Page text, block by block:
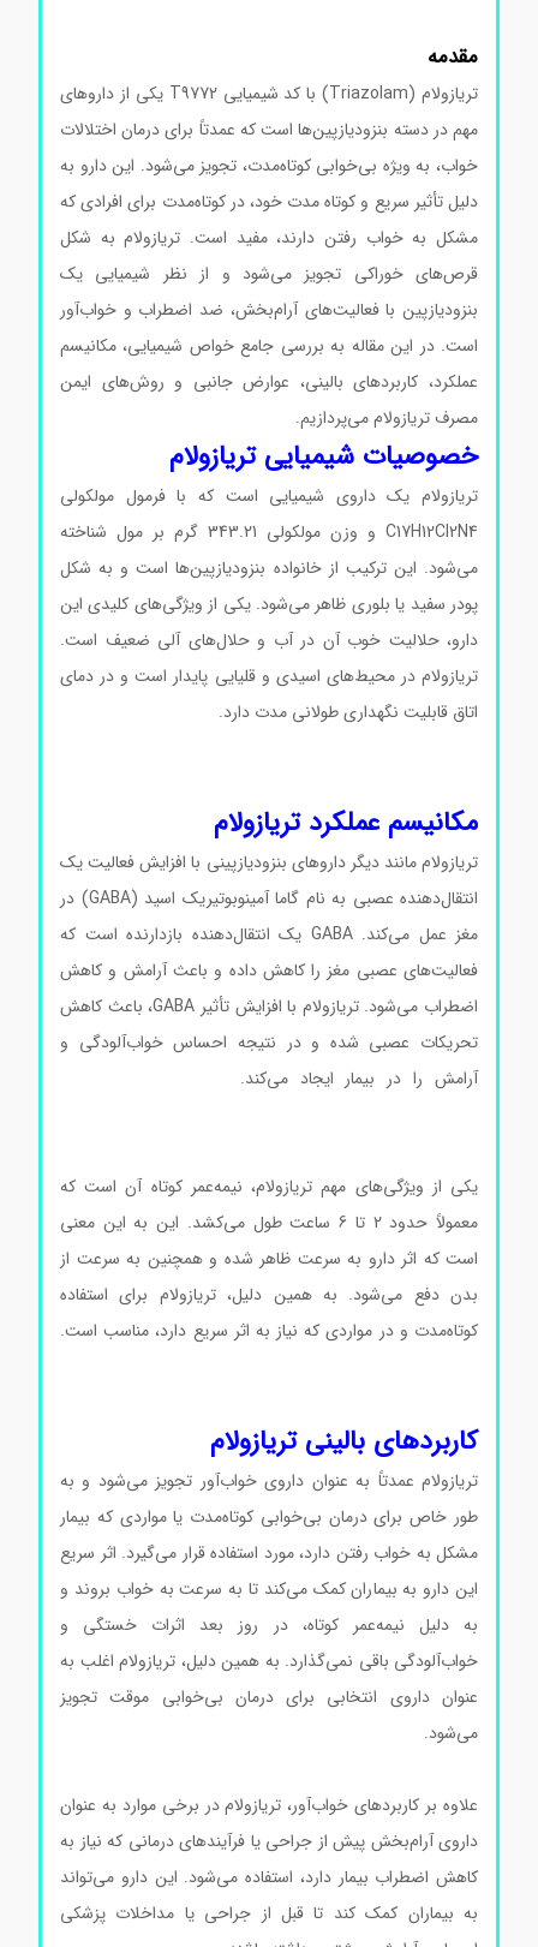
مقدمه
تریازولام (Triazolam) با کد شیمیایی T9772 یکی از داروهای
مهم در دسته بنزودیازپین‌ها است که عمدتاً برای درمان اختلالات
خواب، به ویژه بی‌خوابی کوتاه‌مدت، تجویز می‌شود. این دارو به
دلیل تأثیر سریع و کوتاه مدت خود، در کوتاه‌مدت برای افرادی که
مشکل به خواب رفتن دارند، مفید است. تریازولام به شکل
قرص‌های خوراکی تجویز می‌شود و از نظر شیمیایی یک
بنزودیازپین با فعالیت‌های آرام‌بخش، ضد اضطراب و خواب‌آور
است. در این مقاله به بررسی جامع خواص شیمیایی، مکانیسم
عملکرد، کاربردهای بالینی، عوارض جانبی و روش‌های ایمن
مصرف تریازولام می‌پردازیم.
خصوصیات شیمیایی تریازولام
تریازولام یک داروی شیمیایی است که با فرمول مولکولی
C17H12Cl2N4 و وزن مولکولی 343.21 گرم بر مول شناخته
می‌شود. این ترکیب از خانواده بنزودیازپین‌ها است و به شکل
پودر سفید یا بلوری ظاهر می‌شود. یکی از ویژگی‌های کلیدی این
دارو، حلالیت خوب آن در آب و حلال‌های آلی ضعیف است.
تریازولام در محیط‌های اسیدی و قلیایی پایدار است و در دمای
اتاق قابلیت نگهداری طولانی مدت دارد.
مکانیسم عملکرد تریازولام
تریازولام مانند دیگر داروهای بنزودیازپینی با افزایش فعالیت یک
انتقال‌دهنده عصبی به نام گاما آمینوبوتیریک اسید (GABA) در
مغز عمل می‌کند. GABA یک انتقال‌دهنده بازدارنده است که
فعالیت‌های عصبی مغز را کاهش داده و باعث آرامش و کاهش
اضطراب می‌شود. تریازولام با افزایش تأثیر GABA، باعث کاهش
تحریکات عصبی شده و در نتیجه احساس خواب‌آلودگی و
آرامش را در بیمار ایجاد می‌کند.
یکی از ویژگی‌های مهم تریازولام، نیمه‌عمر کوتاه آن است که
معمولاً حدود 2 تا 6 ساعت طول می‌کشد. این به این معنی
است که اثر دارو به سرعت ظاهر شده و همچنین به سرعت از
بدن دفع می‌شود. به همین دلیل، تریازولام برای استفاده
کوتاه‌مدت و در مواردی که نیاز به اثر سریع دارد، مناسب است.
کاربردهای بالینی تریازولام
تریازولام عمدتاً به عنوان داروی خواب‌آور تجویز می‌شود و به
طور خاص برای درمان بی‌خوابی کوتاه‌مدت یا مواردی که بیمار
مشکل به خواب رفتن دارد، مورد استفاده قرار می‌گیرد. اثر سریع
این دارو به بیماران کمک می‌کند تا به سرعت به خواب بروند و
به دلیل نیمه‌عمر کوتاه، در روز بعد اثرات خستگی و
خواب‌آلودگی باقی نمی‌گذارد. به همین دلیل، تریازولام اغلب به
عنوان داروی انتخابی برای درمان بی‌خوابی موقت تجویز
می‌شود.
علاوه بر کاربردهای خواب‌آور، تریازولام در برخی موارد به عنوان
داروی آرام‌بخش پیش از جراحی یا فرآیندهای درمانی که نیاز به
کاهش اضطراب بیمار دارد، استفاده می‌شود. این دارو می‌تواند
به بیماران کمک کند تا قبل از جراحی یا مداخلات پزشکی